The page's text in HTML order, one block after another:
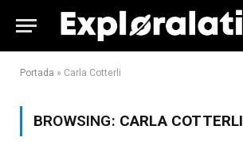
Portada » Carla Cotterli
BROWSING: CARLA COTTERLI